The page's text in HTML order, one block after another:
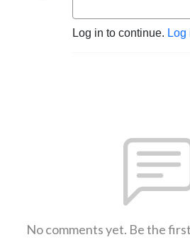
Log in to continue. Log
No comments yet. Be the